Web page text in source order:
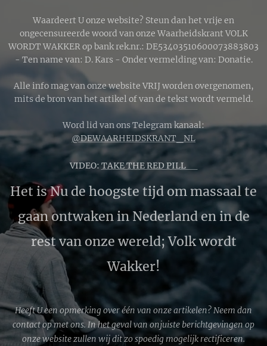
bereikt.
Waardeert U onze website? Steun dan het vrije en
ongecensureerde woord van onze Waarheidskrant VOLK
WORDT WAKKER op bank rek.nr.: DE53403510600073883803
- Ten name van: D. Kars - Onder vermelding van: Donatie.
Alle info mag van onze website VRIJ worden overgenomen,
mits de bron van het artikel of van de tekst wordt vermeld.
Word lid van ons Telegram kanaal:
@DEWAARHEIDSKRANT_NL
VIDEO: TAKE THE RED PILL 🔴
Het is Nu de hoogste tijd om massaal te
gaan ontwaken in Nederland en in de
rest van onze wereld; Volk wordt
Wakker!
Heeft U een opmerking over één van onze artikelen? Neem dan
contact op met ons. In het geval van onjuiste berichtgevingen op
onze website zullen wij dit zo spoedig mogelijk rectificeren.